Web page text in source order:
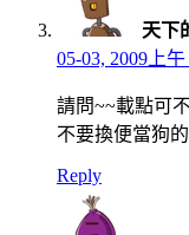
天下
05-03, 2009上午
請問~~載點可
不要換便當狗
Reply